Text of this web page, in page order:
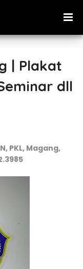
| Plakat
dll
PKL, Magang,